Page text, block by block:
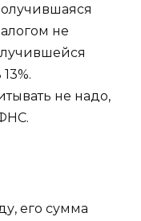
не
не надо,
его сумма